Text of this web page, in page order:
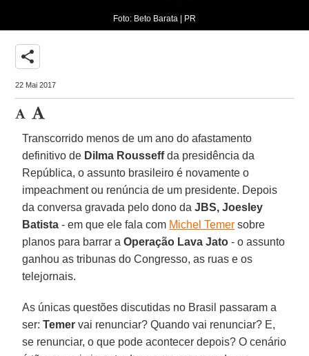
Foto: Beto Barata | PR
share
22 Mai 2017
Transcorrido menos de um ano do afastamento
definitivo de Dilma Rousseffda presidência da
República, o assunto brasileiro é novamente o
impeachment ou renúncia de um presidente. Depois
da conversa gravada pelo dono daJBS, Joesley
Batista - em que ele fala com Michel Temer sobre
planos para barrar aOperação Lava Jato - o assunto
ganhou as tribunas do Congresso, as ruas e os
telejornais.
As únicas questões discutidas no Brasil passaram a
ser:Temer vai renunciar? Quando vai renunciar? E,
se renunciar, o que pode acontecer depois? O cenário